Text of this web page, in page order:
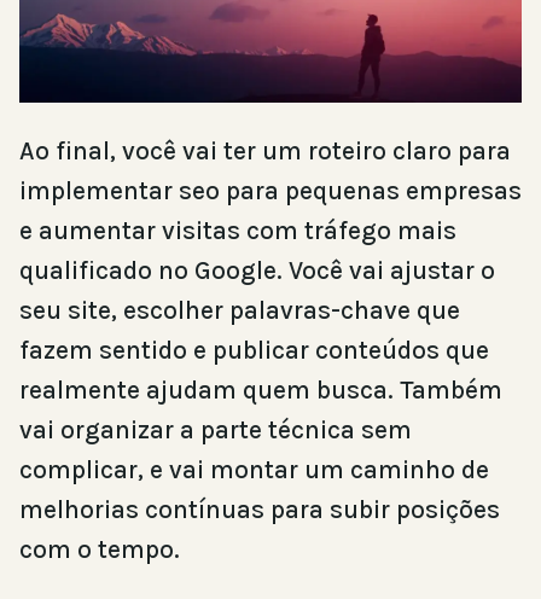
Ao final, você vai ter um roteiro claro para
implementar seo para pequenas empresas
e aumentar visitas com tráfego mais
qualificado no Google. Você vai ajustar o
seu site, escolher palavras-chave que
fazem sentido e publicar conteúdos que
realmente ajudam quem busca. Também
vai organizar a parte técnica sem
complicar, e vai montar um caminho de
melhorias contínuas para subir posições
com o tempo.